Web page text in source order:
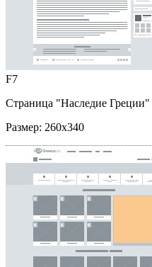
F7
Страница "Наследие Греции"
Размер: 260x340